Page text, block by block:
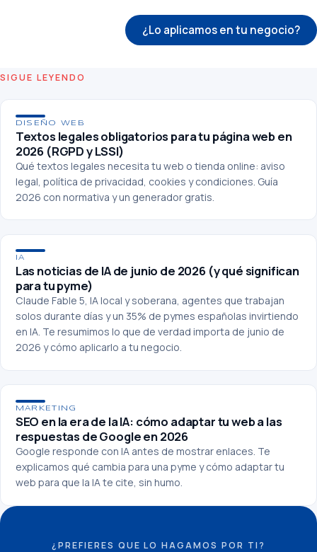
¿Lo aplicamos en tu negocio?
SIGUE LEYENDO
DISEÑO WEB
Textos legales obligatorios para tu página web en
2026 (RGPD y LSSI)
Qué textos legales necesita tu web o tienda online: aviso
legal, política de privacidad, cookies y condiciones. Guía
2026 con normativa y un generador gratis.
IA
Las noticias de IA de junio de 2026 (y qué significan
para tu pyme)
Claude Fable 5, IA local y soberana, agentes que trabajan
solos durante días y un 35% de pymes españolas invirtiendo
en IA. Te resumimos lo que de verdad importa de junio de
2026 y cómo aplicarlo a tu negocio.
MARKETING
SEO en la era de la IA: cómo adaptar tu web a las
respuestas de Google en 2026
Google responde con IA antes de mostrar enlaces. Te
explicamos qué cambia para una pyme y cómo adaptar tu
web para que la IA te cite, sin humo.
¿PREFIERES QUE LO HAGAMOS POR TI?